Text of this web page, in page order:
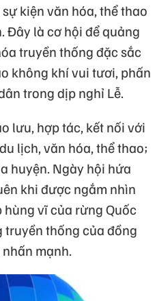
kiện văn hóa, thể thao
Đây là cơ hội để quảng
truyền thống đặc sắc
không khí vui tươi, phấn
trong dịp nghỉ Lễ.
lưu, hợp tác, kết nối với
lịch, văn hóa, thể thao;
huyện. Ngày hội hứa
khi được ngắm nhìn
vĩ của rừng Quốc
truyền thống của đồng
mạnh.